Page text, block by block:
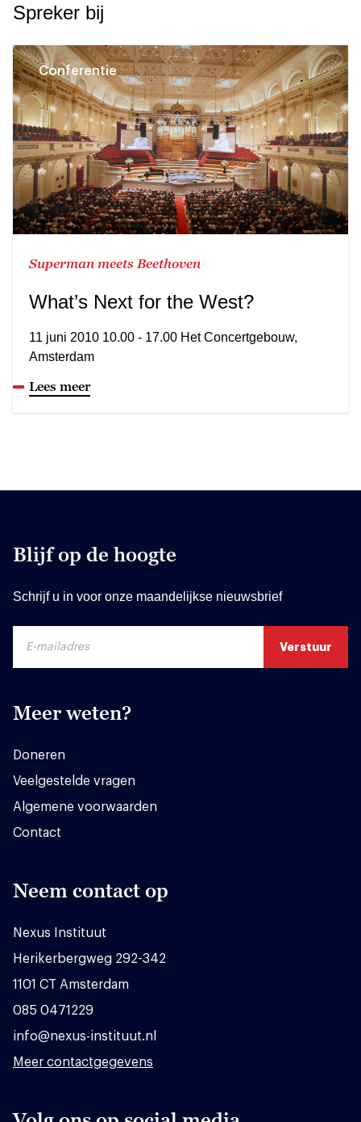
Spreker bij
Conferentie
Superman meets Beethoven
What’s Next for the West?
11 juni 2010 10.00 - 17.00 Het Concertgebouw,
Amsterdam
Lees meer
Blijf op de hoogte
Schrijf u in voor onze maandelijkse nieuwsbrief
Meer weten?
Doneren
Veelgestelde vragen
Algemene voorwaarden
Contact
Neem contact op
Nexus Instituut
Herikerbergweg 292-342
1101 CT Amsterdam
085 0471229
info@nexus-instituut.nl
Meer contactgegevens